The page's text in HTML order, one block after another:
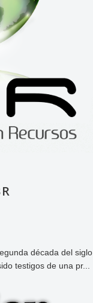
década del siglo
testigos de una pr...